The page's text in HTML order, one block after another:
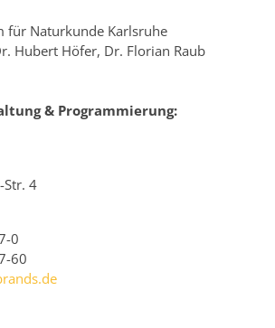
für Naturkunde Karlsruhe
Hubert Höfer, Dr. Florian Raub
& Programmierung:
Str. 4
0
60